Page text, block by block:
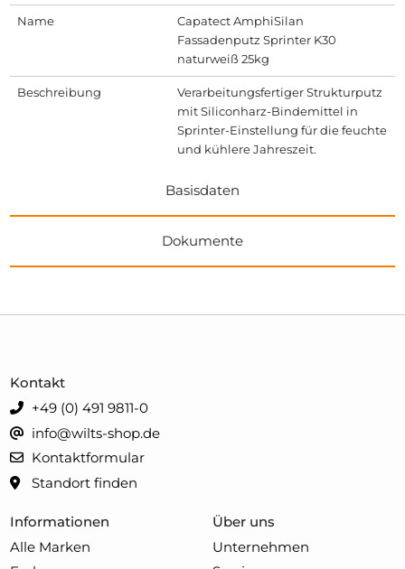
Name
Capatect AmphiSilan
Fassadenputz Sprinter K30
naturweiß 25kg
Beschreibung
Verarbeitungsfertiger Strukturputz
mit Siliconharz-Bindemittel in
Sprinter-Einstellung für die feuchte
und kühlere Jahreszeit.
Basisdaten
Dokumente
Informationen
Alle Marken
Über uns
Unternehmen
Kontakt
+49 (0) 491 9811-0
info@wilts-shop.de
Kontaktformular
Standort finden